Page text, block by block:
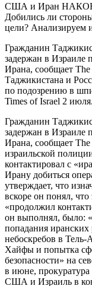
США и Иран
Добились ли
цели? Анализируем
Гражданин
задержан в Израиле
Ирана, сообщает
Таджикистана и
по подозрению в
Times of Israel 2 июля.
Гражданин
задержан в Израиле
Ирана, сообщает
израильской
контактировал с
Ирану добиться
утверждает, что
вскоре он понял, что
«продолжил
он выполнял, было:
попадания иранских
небоскребов в Тель-
Хайфы и попытка
безопасности» на
в июне, прокуратура
США и Израиль в